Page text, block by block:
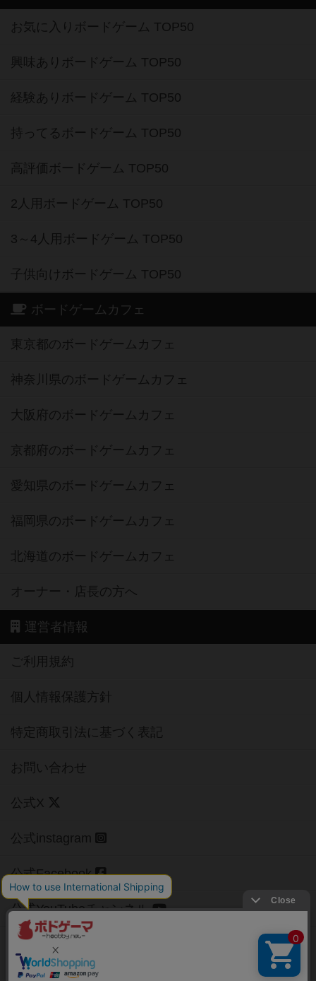
お気に入りボードゲーム TOP50
興味ありボードゲーム TOP50
経験ありボードゲーム TOP50
持ってるボードゲーム TOP50
高評価ボードゲーム TOP50
2人用ボードゲーム TOP50
3～4人用ボードゲーム TOP50
子供向けボードゲーム TOP50
ボードゲームカフェ
東京都のボードゲームカフェ
神奈川県のボードゲームカフェ
大阪府のボードゲームカフェ
京都府のボードゲームカフェ
愛知県のボードゲームカフェ
福岡県のボードゲームカフェ
北海道のボードゲームカフェ
オーナー・店長の方へ
運営者情報
ご利用規約
個人情報保護方針
特定商取引法に基づく表記
お問い合わせ
公式X
公式instagram
公式Facebook
公式YouTubeチャンネル